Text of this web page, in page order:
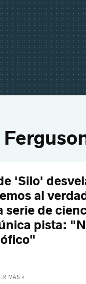
'Silo'
al
serie de
pista:
MÁS »